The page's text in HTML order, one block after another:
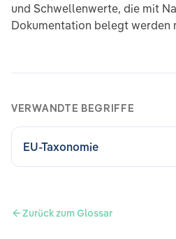
und Schwellenwerte, die mit
Dokumentation belegt werden
VERWANDTE BEGRIFFE
EU-Taxonomie
Zurück zum Glossar